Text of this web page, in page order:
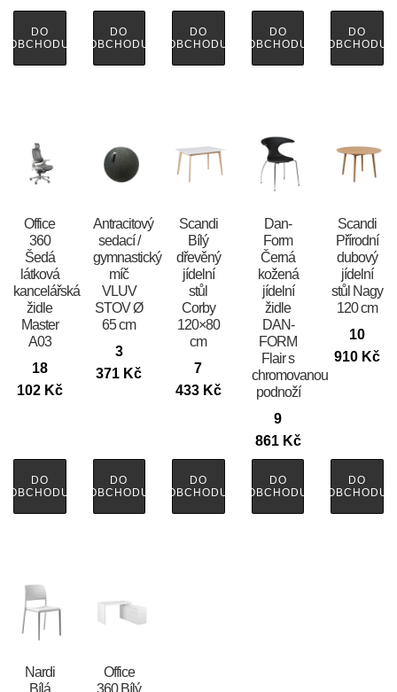
DO
OBCHODU
DO
OBCHODU
DO
OBCHODU
DO
OBCHODU
DO
OBCHODU
Office
360
Šedá
látková
kancelářská
židle
Master
A03
18
102 Kč
DO
OBCHODU
Antracitový
sedací /
gymnastický
míč
VLUV
STOV Ø
65 cm
3
371 Kč
DO
OBCHODU
Scandi
Bílý
dřevěný
jídelní
stůl
Corby
120×80
cm
7
433 Kč
DO
OBCHODU
​​​​​Dan-
Form
Černá
kožená
jídelní
židle
DAN-
FORM
Flair s
chromovanou
podnoží
9
861 Kč
DO
OBCHODU
Scandi
Přírodní
dubový
jídelní
stůl Nagy
120 cm
10
910 Kč
DO
OBCHODU
Nardi
Bílá
Office
360 Bílý